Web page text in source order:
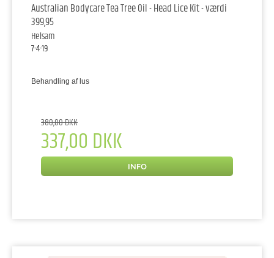
Australian Bodycare Tea Tree Oil - Head Lice Kit - værdi
399,95
Helsam
7-4-19
Behandling af lus
380,00 DKK
337,00 DKK
INFO